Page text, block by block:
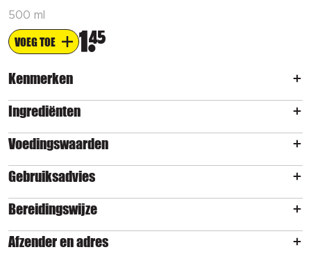
500 ml
VOEG TOE 1 45
Kenmerken
Ingrediënten
Voedingswaarden
Gebruiksadvies
Bereidingswijze
Afzender en adres